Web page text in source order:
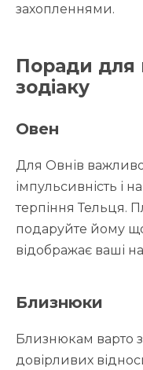
захопленнями.
Поради для
зодіаку
Овен
Для Овнів
імпульсивність і
терпіння Тельця.
подаруйте йому
відображає ваші
Близнюки
Близнюкам варто
довірливих